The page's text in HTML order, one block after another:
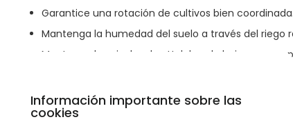
Garantice una rotación de cultivos bien coordinada.
Mantenga la humedad del suelo a través del riego
Mantenga los niveles de pH del suelo bajos con
Por ejemplo aplique sulfato elemental, yeso o
No aplique cal antes de plantar.
Información importante sobre las
cookies